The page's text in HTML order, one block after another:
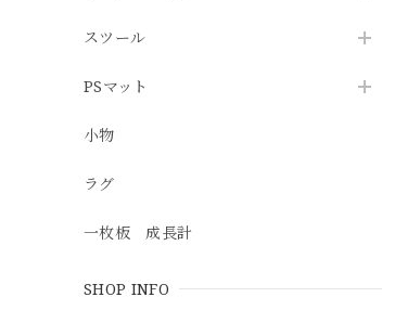
スツール
PSマット
小物
ラグ
一枚板 成長計
SHOP INFO